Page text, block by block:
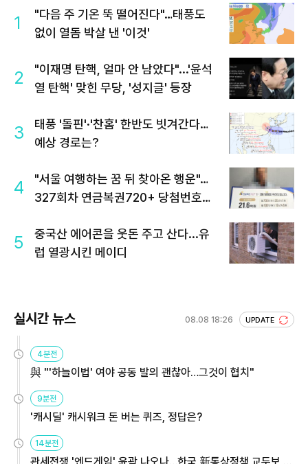
1
"다음 주 기온 뚝 떨어진다"…태풍도
없이 열돔 박살 낸 '이것'
2
"이재명 탄핵, 얼마 안 남았다"...'윤석
열 탄핵' 맞힌 무당, '성지글' 등장
3
태풍 '돌핀'·'찬홈' 한반도 빗겨간다…
예상 경로는?
4
"서울 여행하는 꿈 뒤 찾아온 행운"…
327회차 연금복권720+ 당첨번호조
5
중국산 에어콘을 웃돈 주고 산다...유
럽 열광시킨 메이디
실시간 뉴스 08.08 18:26 UPDATE
4분전
與 "'하늘이법' 여야 공동 발의 괜찮아…그것이 협치"
9분전
'캐시딜' 캐시워크 돈 버는 퀴즈, 정답은?
14분전